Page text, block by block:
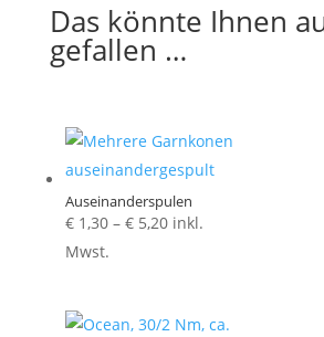
Das könnte Ihnen
gefallen …
Auseinanderspulen
€1,30 – €5,20Preisspanne:
inkl.
Mwst.